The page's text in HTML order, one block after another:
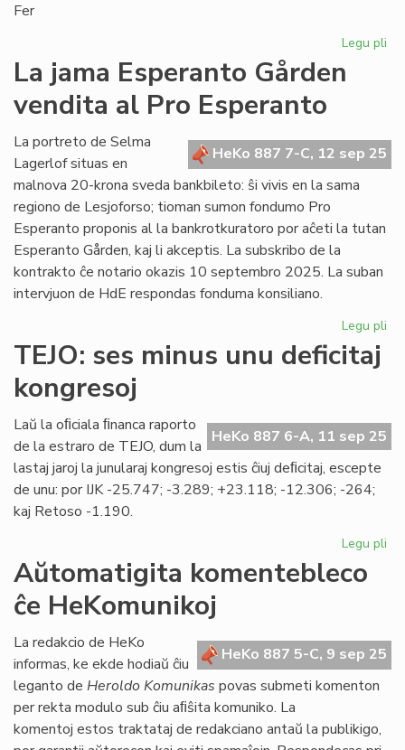
Fer
Legu pli
ĝis
La jama Esperanto Gården
vendita al Pro Esperanto
HeKo 887 7-C, 12 sep 25
La portreto de Selma
Lagerlof situas en
malnova 20-krona sveda bankbileto: ŝi vivis en la sama
regiono de Lesjoforso; tioman sumon fondumo Pro
Esperanto proponis al la bankrotkuratoro por aĉeti la tutan
Esperanto Gården, kaj li akceptis. La subskribo de la
kontrakto ĉe notario okazis 10 septembro 2025. La suban
intervjuon de HdE respondas fonduma konsiliano.
Legu pli
TEJO: ses minus unu deficitaj
kongresoj
HeKo 887 6-A, 11 sep 25
Laŭ la oﬁciala ﬁnanca raporto
de la estraro de TEJO, dum la
lastaj jaroj la junularaj kongresoj estis ĉiuj deﬁcitaj, escepte
de unu: por IJK -25.747; -3.289; +23.118; -12.306; -264;
kaj Retoso -1.190.
Legu pli
Aŭtomatigita komentebleco
ĉe HeKomunikoj
HeKo 887 5-C, 9 sep 25
La redakcio de HeKo
informas, ke ekde hodiaŭ ĉiu
leganto de Heroldo Komunikas povas submeti komenton
per rekta modulo sub ĉiu aﬁŝita komuniko. La
komentoj estos traktataj de redakciano antaŭ la publikigo,